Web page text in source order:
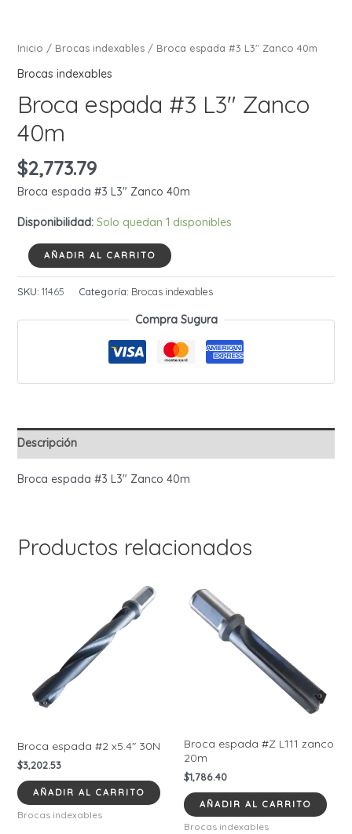
Inicio / Brocas indexables/ Broca espada #3 L3″ Zanco 40m
Brocas indexables
Broca espada #3 L3″ Zanco
40m
$2,773.79
Broca espada #3 L3″ Zanco 40m
Disponibilidad: Solo quedan 1 disponibles
Broca
espada
#3
AÑADIR AL CARRITO
SKU: 11465 Categoría: Brocas indexables
Compra Sugura
Descripción
Broca espada #3 L3″ Zanco 40m
Productos relacionados
Broca espada #2 x5.4″ 30N
$3,202.53
AÑADIR AL CARRITO
Brocas indexables
Broca espada #Z L111 zanco
20m
$1,786.40
AÑADIR AL CARRITO
Brocas indexables